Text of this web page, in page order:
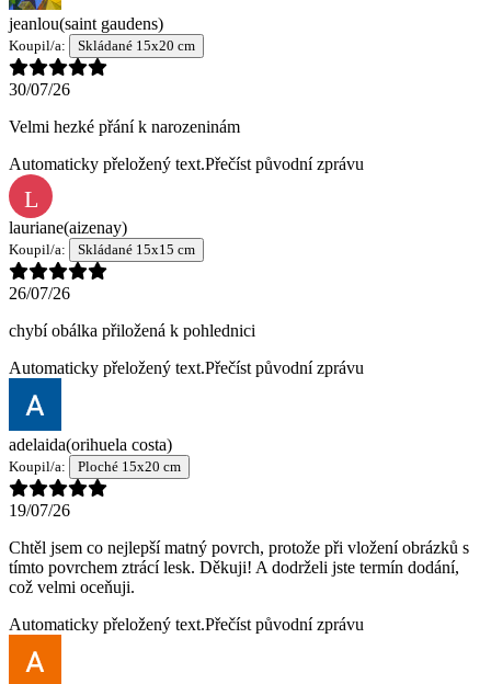
jeanlou(saint gaudens)
Koupil/a: Skládané 15x20 cm
30/07/26
Velmi hezké přání k narozeninám
Automaticky přeložený text.Přečíst původní zprávu
L
lauriane(aizenay)
Koupil/a: Skládané 15x15 cm
26/07/26
chybí obálka přiložená k pohlednici
Automaticky přeložený text.Přečíst původní zprávu
adelaida(orihuela costa)
Koupil/a: Ploché 15x20 cm
19/07/26
Chtěl jsem co nejlepší matný povrch, protože při vložení obrázků s
tímto povrchem ztrácí lesk. Děkuji! A dodrželi jste termín dodání,
což velmi oceňuji.
Automaticky přeložený text.Přečíst původní zprávu